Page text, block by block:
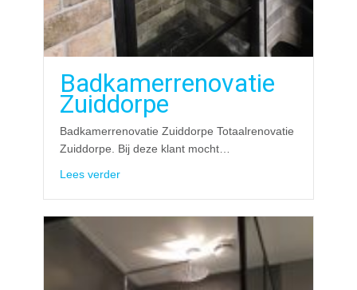
Badkamerrenovatie
Zuiddorpe
Badkamerrenovatie Zuiddorpe Totaalrenovatie
Zuiddorpe. Bij deze klant mocht…
Lees verderabout Badkamerrenovatie Zuiddorpe